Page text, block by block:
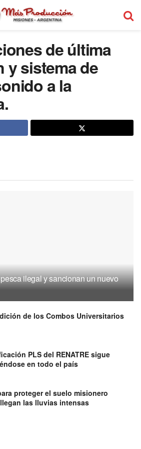
de última
y sistema de
a la
ilegal y sancionan un nuevo
de los Combos Universitarios
PLS del RENATRE sigue
en todo el país
proteger el suelo misionero
las lluvias intensas